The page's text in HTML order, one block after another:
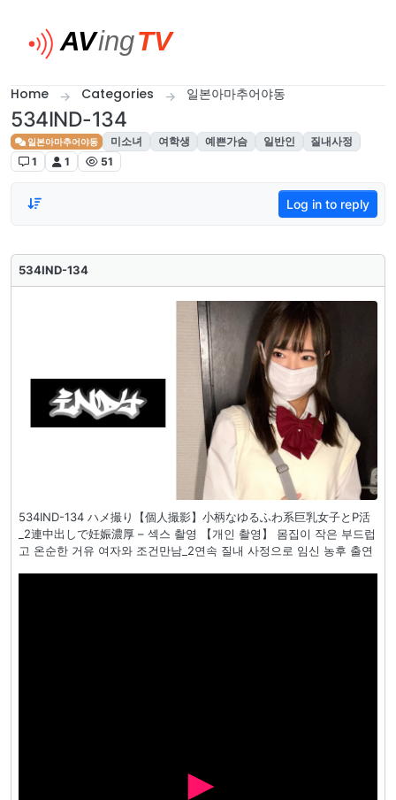
Home Categories 일본아마추어야동
534IND-134
일본아마추어야동 미소녀 여학생 예쁜가슴 일반인
질내사정
1
1 51
Log in to reply
534IND-134
534IND-134 ハメ撮り【個人撮影】小柄なゆるふわ系巨乳女子とP活
_2連中出しで妊娠濃厚 – 섹스 촬영 【개인 촬영】 몸집이 작은 부드럽
고 온순한 거유 여자와 조건만남_2연속 질내 사정으로 임신 농후 출연